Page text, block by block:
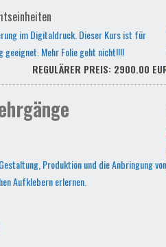
im Digitaldruck. Dieser Kurs ist für
geeignet. Mehr Folie geht nicht!!!!
REGULÄRER PREIS: 2900.00
Produktion und die Anbringung von
Aufklebern erlernen.